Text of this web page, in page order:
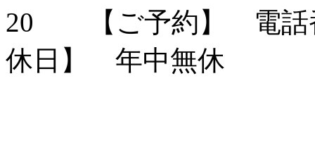
20 【ご予約】 電話
休日】 年中無休